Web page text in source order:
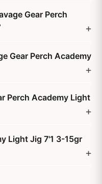
Gear Perch
Gear Perch Academy
Perch Academy Light
Light Jig 7'1 3-15gr